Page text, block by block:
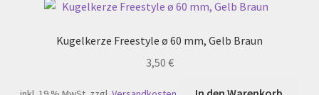
Kugelkerze Freestyle ø 60 mm, Gelb Braun
3,50 €